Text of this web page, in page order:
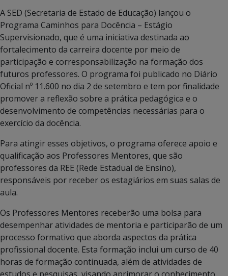
A SED (Secretaria de Estado de Educação) lançou o
Programa Caminhos para Docência – Estágio
Supervisionado, que é uma iniciativa destinada ao
fortalecimento da carreira docente por meio de
participação e corresponsabilização na formação dos
futuros professores. O programa foi publicado no Diário
Oficial nº 11.600 no dia 2 de setembro e tem por finalidade
promover a reflexão sobre a prática pedagógica e o
desenvolvimento de competências necessárias para o
exercício da docência.
Para atingir esses objetivos, o programa oferece apoio e
qualificação aos Professores Mentores, que são
professores da REE (Rede Estadual de Ensino),
responsáveis por receber os estagiários em suas salas de
aula.
Os Professores Mentores receberão uma bolsa para
desempenhar atividades de mentoria e participarão de um
processo formativo que aborda aspectos da prática
profissional docente. Esta formação inclui um curso de 40
horas de formação continuada, além de atividades de